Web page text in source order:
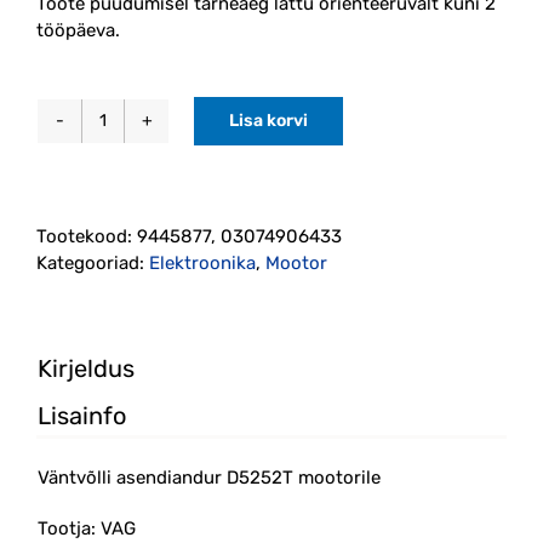
tööpäeva.
Väntvõlli
(9445877)
kogus
Lisa korvi
Tootekood: 9445877, 03074906433
Kategooriad: Elektroonika, Mootor
Kirjeldus
Lisainfo
Väntvõlli asendiandur D5252T mootorile
Tootja: VAG